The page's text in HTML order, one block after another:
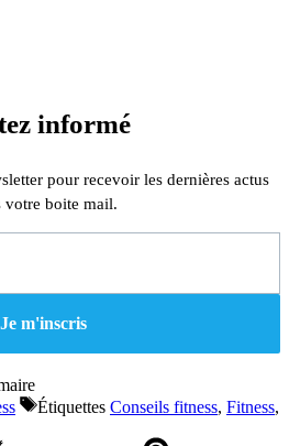
informé
pour recevoir les dernières actus
votre boite mail.
Étiquettes Conseils fitness, Fitness,